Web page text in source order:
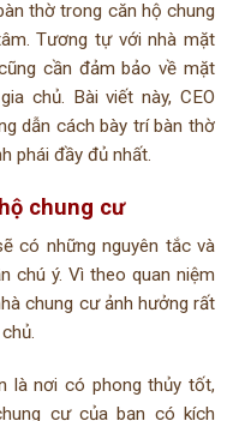
thờ trong căn hộ chung
Tương tự với nhà mặt
cần đảm bảo về mặt
chủ. Bài viết này, CEO
dẫn cách bày trí bàn thờ
phái đầy đủ nhất.
chung cư
có những nguyên tắc và
chú ý. Vì theo quan niệm
chung cư ảnh hưởng rất
là nơi có phong thủy tốt,
cư của bạn có kích